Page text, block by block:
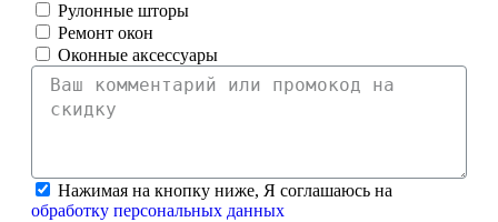
Рулонные шторы
Ремонт окон
Оконные аксессуары
Нажимая на кнопку ниже, Я соглашаюсь на
обработку персональных данных